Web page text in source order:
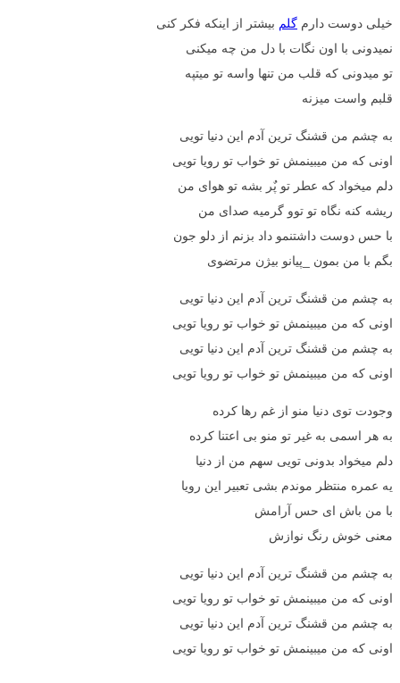
خیلی دوست دارم گلم بیشتر از اینکه فکر کنی
نمیدونی با اون نگات با دل من چه میکنی
تو میدونی که قلب من تنها واسه تو میتپه
قلبم واست میزنه
به چشم من قشنگ ترین آدم این دنیا تویی
اونی که من میبینمش تو خواب تو رویا تویی
دلم میخواد که عطر تو پٌر بشه تو هوای من
ریشه کنه نگاه تو توو گرمیه صدای من
با حس دوست داشتنمو داد بزنم از دلو جون
بگم با من بمون _پیانو بیژن مرتضوی
به چشم من قشنگ ترین آدم این دنیا تویی
اونی که من میبینمش تو خواب تو رویا تویی
به چشم من قشنگ ترین آدم این دنیا تویی
اونی که من میبینمش تو خواب تو رویا تویی
وجودت توی دنیا منو از غم رها کرده
به هر اسمی به غیر تو منو بی اعتنا کرده
دلم میخواد بدونی تویی سهم من از دنیا
یه عمره منتظر موندم بشی تعبیر این رویا
با من باش ای حس آرامش
معنی خوش رنگ نوازش
به چشم من قشنگ ترین آدم این دنیا تویی
اونی که من میبینمش تو خواب تو رویا تویی
به چشم من قشنگ ترین آدم این دنیا تویی
اونی که من میبینمش تو خواب تو رویا تویی